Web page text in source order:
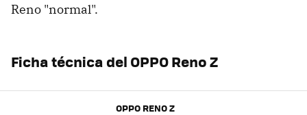
Reno "normal".
Ficha técnica del OPPO Reno Z
OPPO RENO Z